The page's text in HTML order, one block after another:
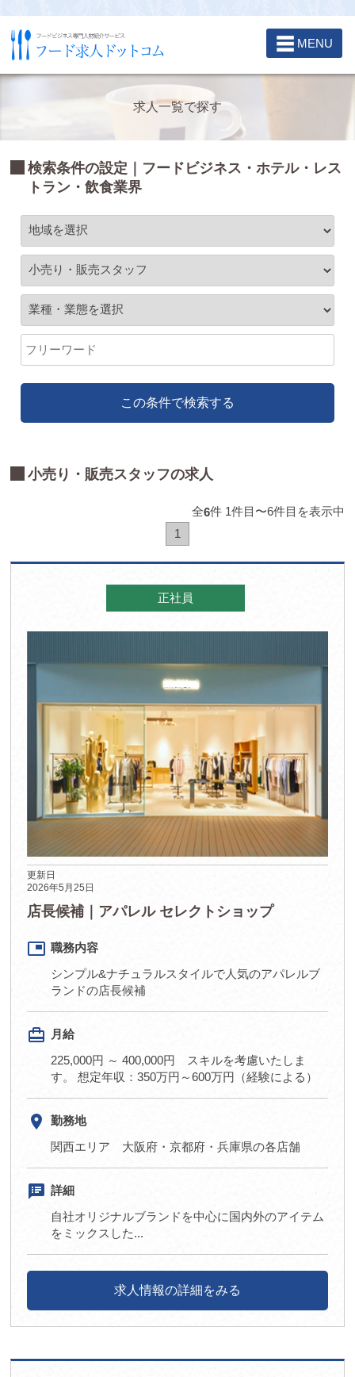
☰ MENU
求人一覧で探す
検索条件の設定｜フードビジネス・ホテル・レス
トラン・飲食業界
この条件で検索する
小売り・販売スタッフの求人
全6件 1件目〜6件目を表示中
1
正社員
更新日
2026年5月25日
店長候補｜アパレル セレクトショップ
picture_in_picture 職務内容
シンプル&ナチュラルスタイルで人気のアパレルブ
ランドの店長候補
card_travel
月給
225,000円 ～ 400,000円 スキルを考慮いたしま
す。 想定年収：350万円～600万円（経験による）
room
勤務地
関西エリア 大阪府・京都府・兵庫県の各店舗
speaker_notes 詳細
自社オリジナルブランドを中心に国内外のアイテム
をミックスした...
求人情報の詳細をみる